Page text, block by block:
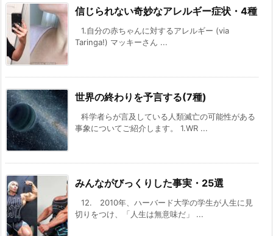
信じられない奇妙なアレルギー症状・4種
1.自分の赤ちゃんに対するアレルギー (via
Taringa!) マッキーさん ...
世界の終わりを予言する(7種)
科学者らが言及している人類滅亡の可能性がある
事象についてご紹介します。 1.WR ...
みんながびっくりした事実・25選
12. 2010年、ハーバード大学の学生が人生に見
切りをつけ、「人生は無意味だ」 ...